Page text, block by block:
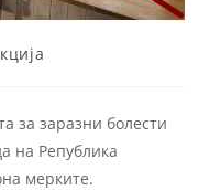
за заразни болести
на Република
мерките.